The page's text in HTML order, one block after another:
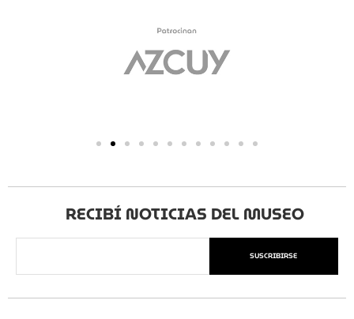
RECIBÍ NOTICIAS DEL MUSEO
SUSCRIBIRSE